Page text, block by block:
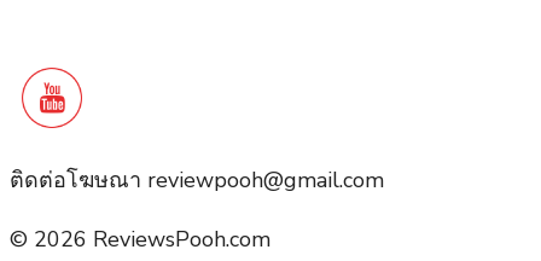
ติดต่อโฆษณา reviewpooh@gmail.com
© 2026 ReviewsPooh.com